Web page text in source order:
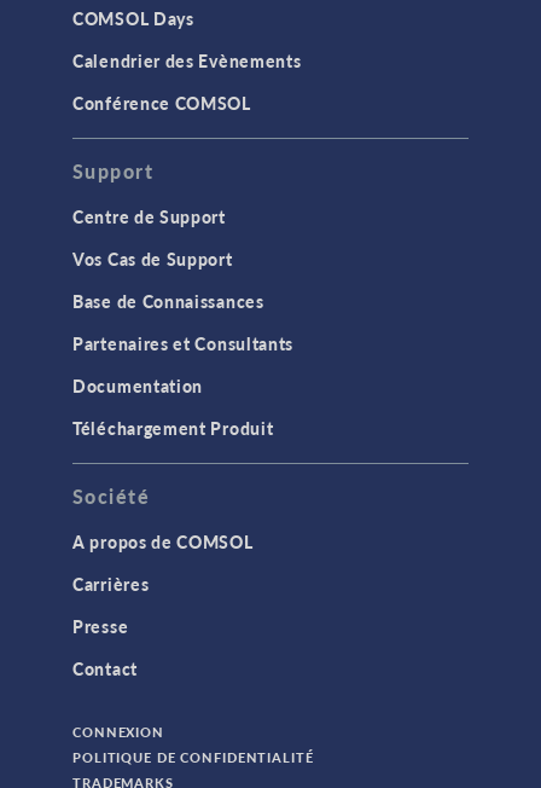
COMSOL Days
Calendrier des Evènements
Conférence COMSOL
Support
Centre de Support
Vos Cas de Support
Base de Connaissances
Partenaires et Consultants
Documentation
Téléchargement Produit
Société
A propos de COMSOL
Carrières
Presse
Contact
CONNEXION
POLITIQUE DE CONFIDENTIALITÉ
TRADEMARKS